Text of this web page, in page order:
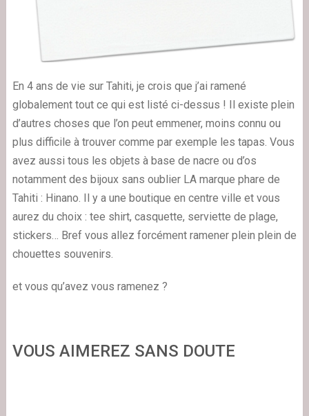
En 4 ans de vie sur Tahiti, je crois que j’ai ramené
globalement tout ce qui est listé ci-dessus ! Il existe plein
d’autres choses que l’on peut emmener, moins connu ou
plus difficile à trouver comme par exemple les tapas. Vous
avez aussi tous les objets à base de nacre ou d’os
notamment des bijoux sans oublier LA marque phare de
Tahiti : Hinano. Il y a une boutique en centre ville et vous
aurez du choix : tee shirt, casquette, serviette de plage,
stickers… Bref vous allez forcément ramener plein plein de
chouettes souvenirs.
et vous qu’avez vous ramenez ?
VOUS AIMEREZ SANS DOUTE